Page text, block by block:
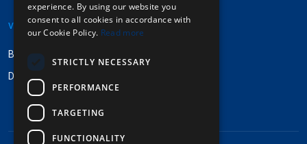
VEILEDNINGER
Bruksanvisning
Designinstrukser
experience. By using our website you
consent to all cookies in accordance with
our Cookie Policy. Read more
STRICTLY NECESSARY
PERFORMANCE
TARGETING
FUNCTIONALITY